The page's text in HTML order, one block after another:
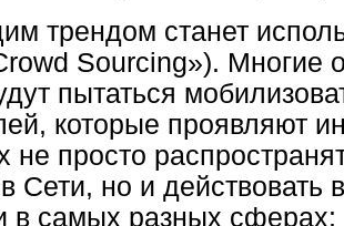
трендом станет
Sourcing»). Многие
пытаться
которые проявляют
не просто
Сети, но и действовать
в самых разных сферах: